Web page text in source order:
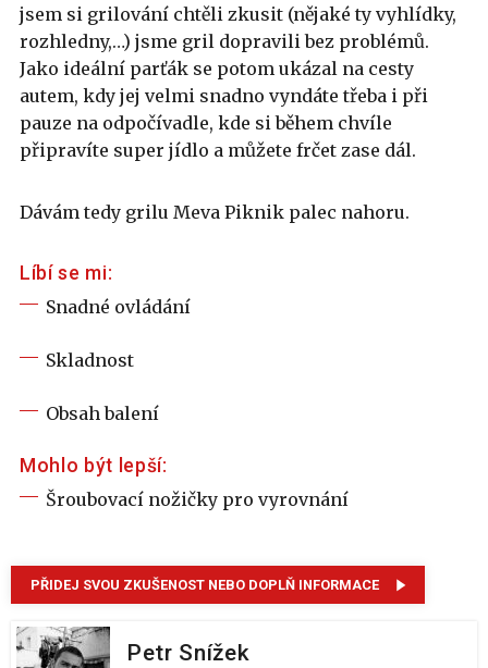
jsem si grilování chtěli zkusit (nějaké ty vyhlídky,
rozhledny,…) jsme gril dopravili bez problémů.
Jako ideální parťák se potom ukázal na cesty
autem, kdy jej velmi snadno vyndáte třeba i při
pauze na odpočívadle, kde si během chvíle
připravíte super jídlo a můžete frčet zase dál.
Dávám tedy grilu Meva Piknik palec nahoru.
Líbí se mi:
Snadné ovládání
Skladnost
Obsah balení
Mohlo být lepší:
Šroubovací nožičky pro vyrovnání
PŘIDEJ SVOU ZKUŠENOST NEBO DOPLŇ INFORMACE
Petr Snížek